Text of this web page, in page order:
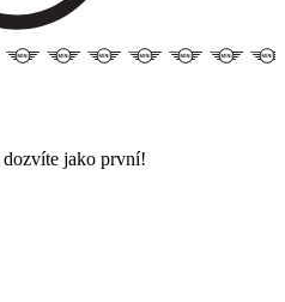
dozvíte jako první!